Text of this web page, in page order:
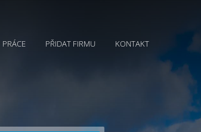
PRÁCE PŘIDAT FIRMU KONTAKT